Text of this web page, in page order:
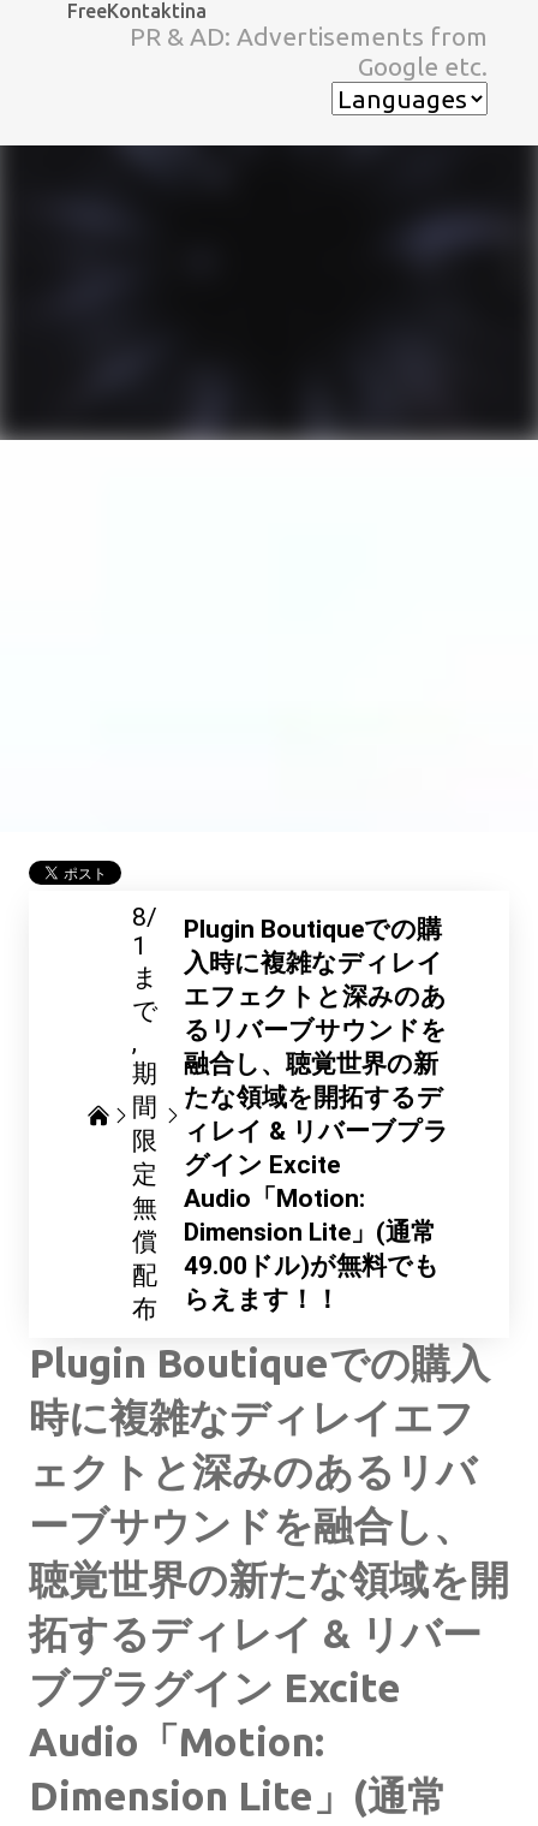
スキップしてメイン コンテンツに移動
FreeKontaktina
PR & AD: Advertisements from
Google etc.
8/
1
ま
で
期
間
限
定
無
償
配
布
Plugin Boutiqueでの購
入時に複雑なディレイ
エフェクトと深みのあ
るリバーブサウンドを
融合し、聴覚世界の新
たな領域を開拓するデ
ィレイ & リバーブプラ
グイン Excite
Audio「Motion:
Dimension Lite」(通常
49.00ドル)が無料でも
らえます！！
Plugin Boutiqueでの購入
時に複雑なディレイエフ
ェクトと深みのあるリバ
ーブサウンドを融合し、
聴覚世界の新たな領域を開
拓するディレイ & リバー
ブプラグイン Excite
Audio「Motion:
Dimension Lite」(通常